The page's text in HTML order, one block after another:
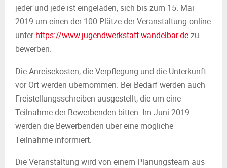
jeder und jede ist eingeladen, sich bis zum 15. Mai
2019 um einen der 100 Plätze der Veranstaltung online
unterhttps://www.jugendwerkstatt-wandelbar.dezu
bewerben.
Die Anreisekosten, die Verpflegung und die Unterkunft
vor Ort werden übernommen. Bei Bedarf werden auch
Freistellungsschreiben ausgestellt, die um eine
Teilnahme der Bewerbenden bitten. Im Juni 2019
werden die Bewerbenden über eine mögliche
Teilnahme informiert.
Die Veranstaltung wird von einem Planungsteam aus